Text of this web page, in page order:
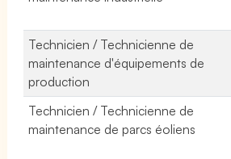
Technicien / Technicienne de
maintenance d'équipements de
production
Technicien / Technicienne de
maintenance de parcs éoliens